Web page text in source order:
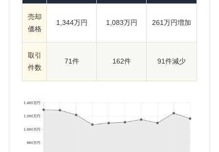
売却
価格
1,344万円 1,083万円 261万円増加
取引
件数
71件 162件 91件減少